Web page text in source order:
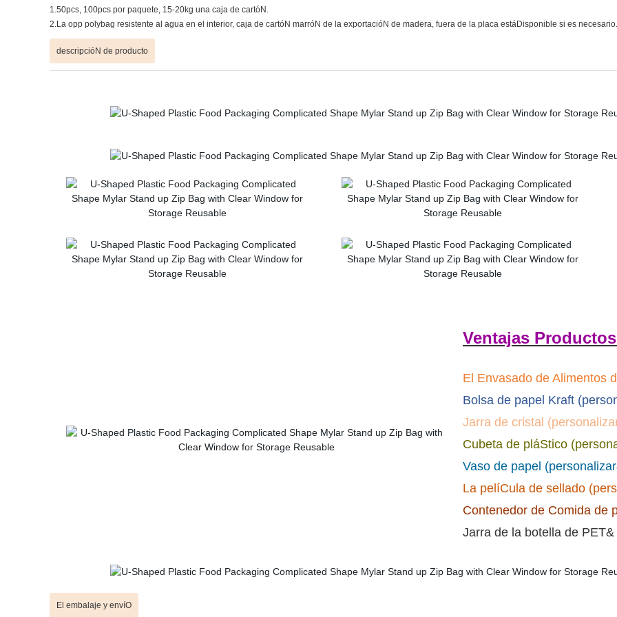
1.50pcs, 100pcs por paquete, 15-20kg una caja de cartóN.
2.La opp polybag resistente al agua en el interior, caja de cartóN marróN de la exportacióN de madera, fuera de la placa estáDisponible si es necesario.
descripcióN de producto
Ventajas
El Envasado de Alimentos
Bolsa de papel Kraft
Jarra de cristal
Cubeta de pláStico
Vaso de papel
La pelíCula de sellado
Contenedor de Comida de
Jarra de la botella de PET&
El embalaje y envíO